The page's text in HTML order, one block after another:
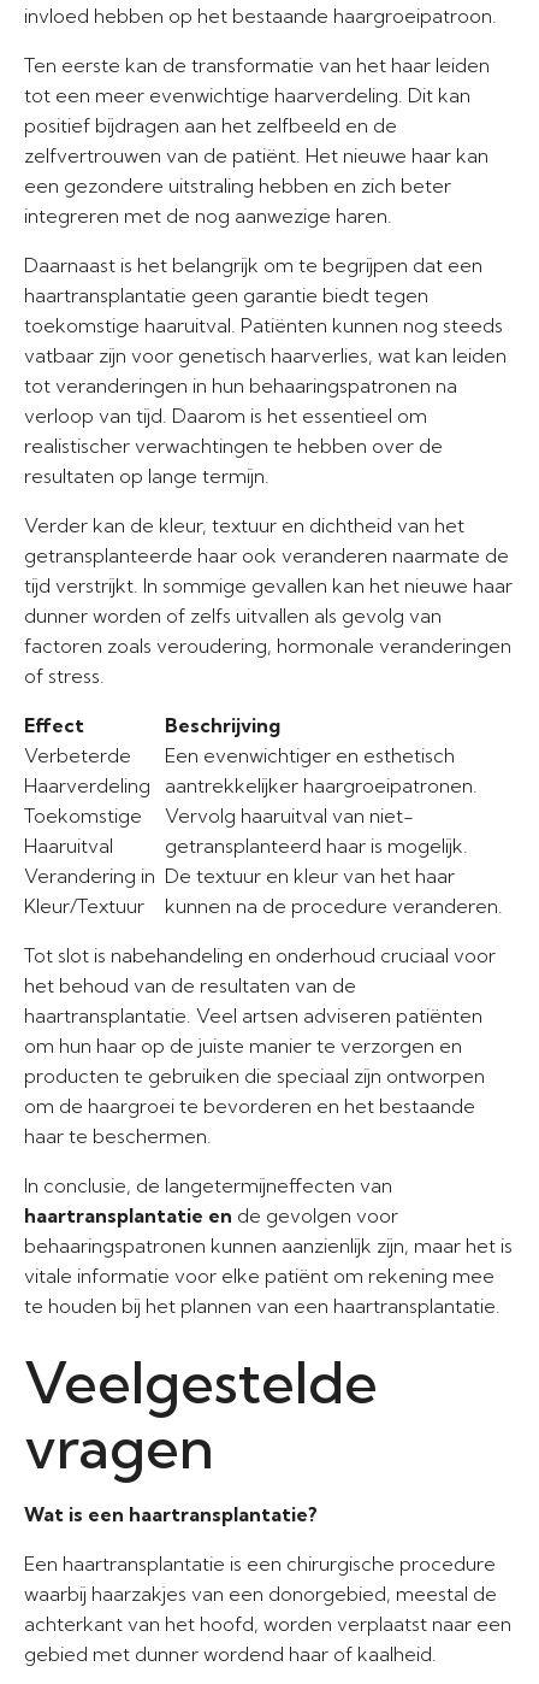
invloed hebben op het bestaande haargroeipatroon.
Ten eerste kan de transformatie van het haar leiden
tot een meer evenwichtige haarverdeling. Dit kan
positief bijdragen aan het zelfbeeld en de
zelfvertrouwen van de patiënt. Het nieuwe haar kan
een gezondere uitstraling hebben en zich beter
integreren met de nog aanwezige haren.
Daarnaast is het belangrijk om te begrijpen dat een
haartransplantatie geen garantie biedt tegen
toekomstige haaruitval. Patiënten kunnen nog steeds
vatbaar zijn voor genetisch haarverlies, wat kan leiden
tot veranderingen in hun behaaringspatronen na
verloop van tijd. Daarom is het essentieel om
realistischer verwachtingen te hebben over de
resultaten op lange termijn.
Verder kan de kleur, textuur en dichtheid van het
getransplanteerde haar ook veranderen naarmate de
tijd verstrijkt. In sommige gevallen kan het nieuwe haar
dunner worden of zelfs uitvallen als gevolg van
factoren zoals veroudering, hormonale veranderingen
of stress.
Effect
Beschrijving
Verbeterde
Haarverdeling
Een evenwichtiger en esthetisch
aantrekkelijker haargroeipatronen.
Toekomstige
Haaruitval
Vervolg haaruitval van niet-
getransplanteerd haar is mogelijk.
Verandering in
Kleur/Textuur
De textuur en kleur van het haar
kunnen na de procedure veranderen.
Tot slot is nabehandeling en onderhoud cruciaal voor
het behoud van de resultaten van de
haartransplantatie. Veel artsen adviseren patiënten
om hun haar op de juiste manier te verzorgen en
producten te gebruiken die speciaal zijn ontworpen
om de haargroei te bevorderen en het bestaande
haar te beschermen.
In conclusie, de langetermijneffecten van
haartransplantatie en de gevolgen voor
behaaringspatronen kunnen aanzienlijk zijn, maar het is
vitale informatie voor elke patiënt om rekening mee
te houden bij het plannen van een haartransplantatie.
Veelgestelde
vragen
Wat is een haartransplantatie?
Een haartransplantatie is een chirurgische procedure
waarbij haarzakjes van een donorgebied, meestal de
achterkant van het hoofd, worden verplaatst naar een
gebied met dunner wordend haar of kaalheid.